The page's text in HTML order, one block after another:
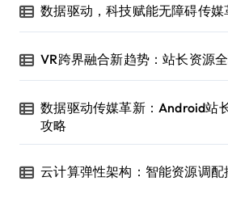
数据驱动，科技赋能无障碍传媒
VR跨界融合新趋势：站长资源
数据驱动传媒革新：Android站
攻略
云计算弹性架构：智能资源调配